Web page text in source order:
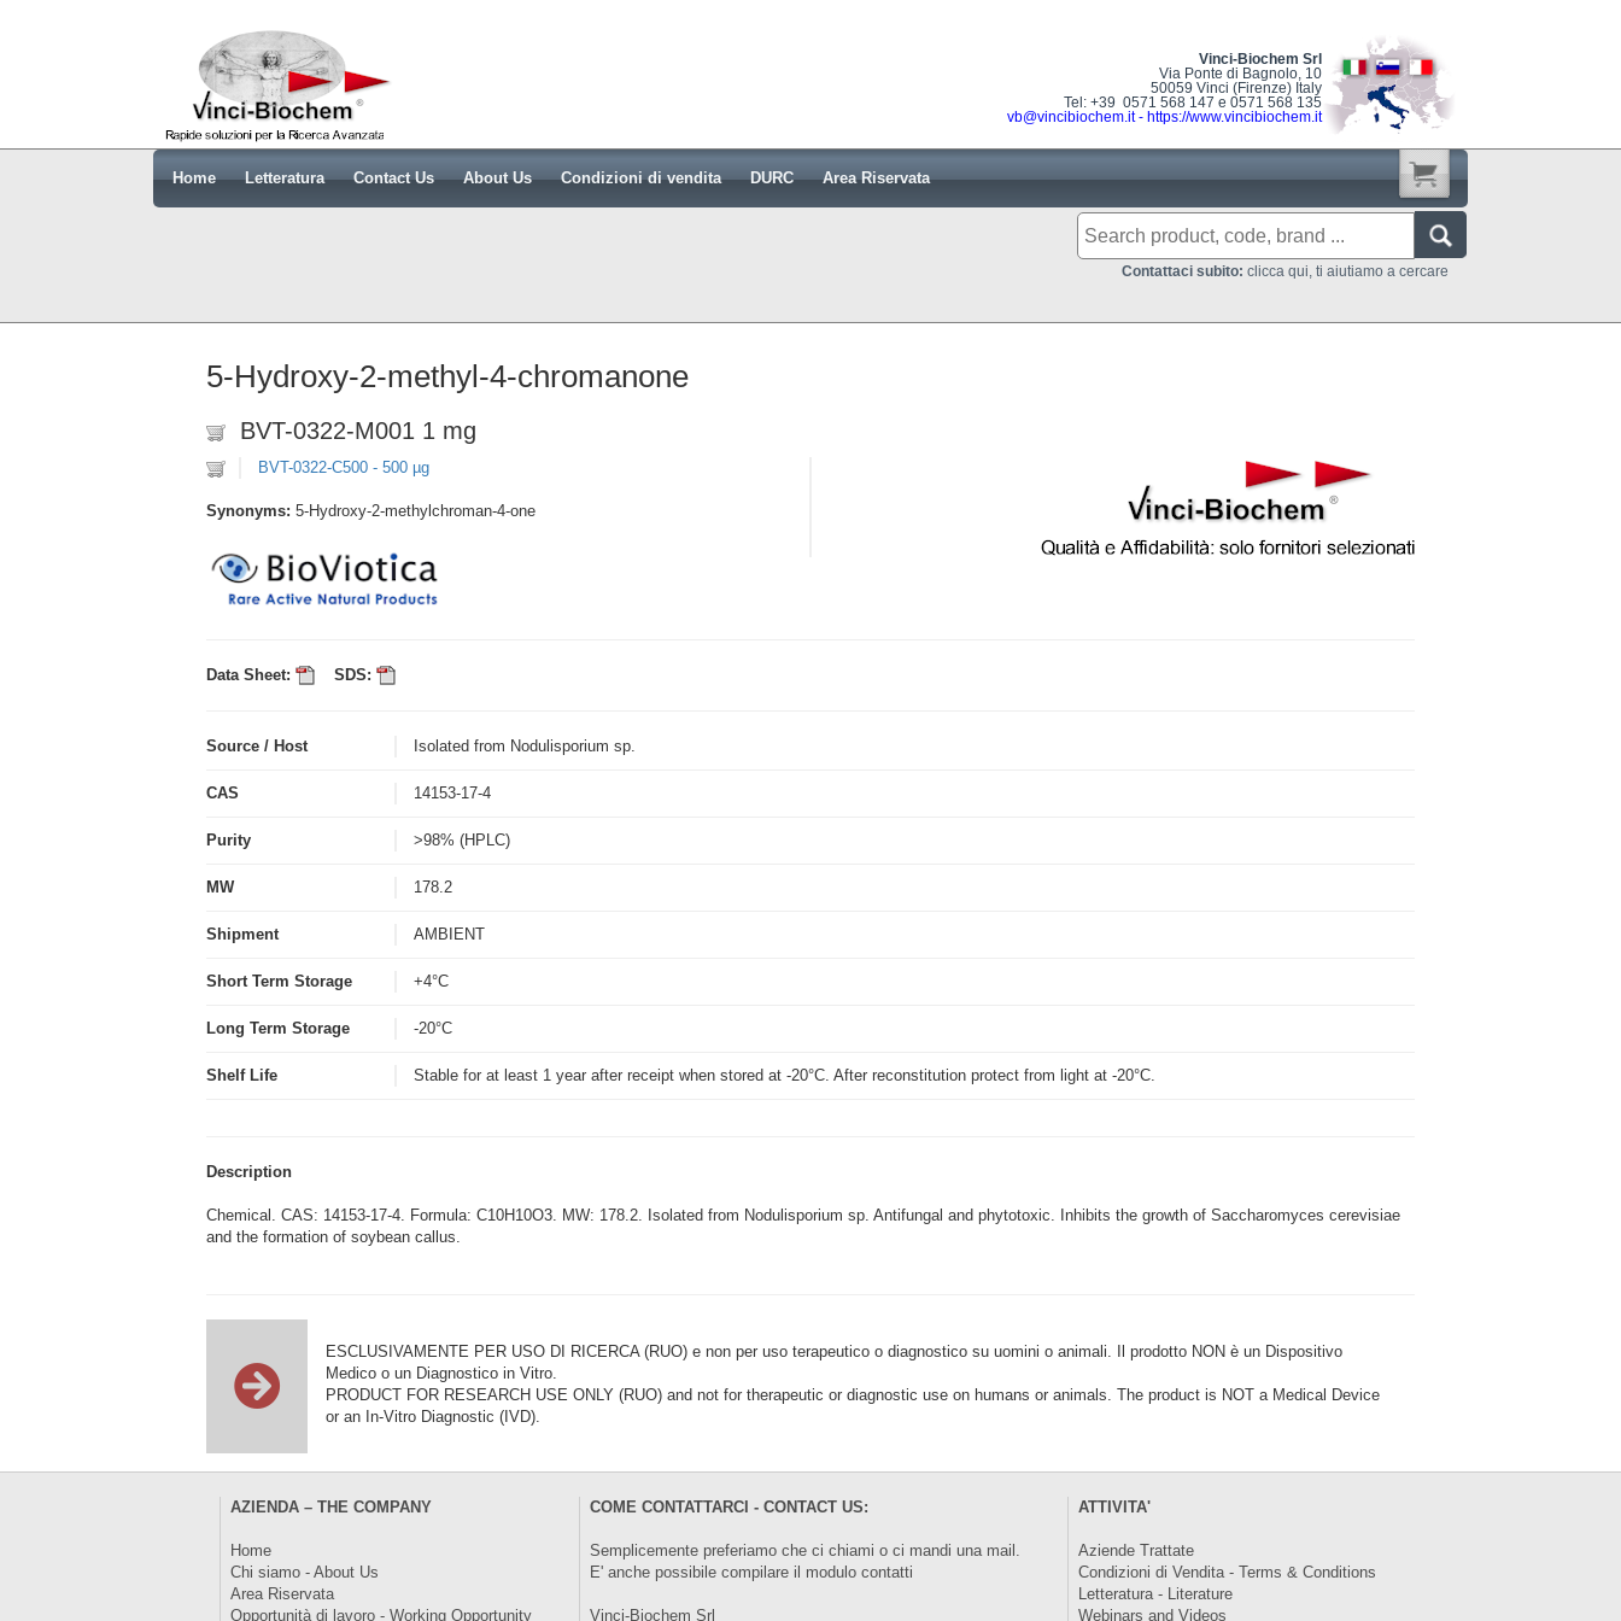
Vinci-Biochem Srl
Via Ponte di Bagnolo, 10
50059 Vinci (Firenze) Italy
Tel: +39 0571 568 147 e 0571 568 135
vb@vincibiochem.it- https://www.vincibiochem.it
Home Letteratura Contact Us About Us Condizioni di vendita DURC Area Riservata
Contattaci subito: clicca qui, ti aiutiamo a cercare
5-Hydroxy-2-methyl-4-chromanone
BVT-0322-M001 1 mg
BVT-0322-C500 - 500 µg
Synonyms: 5-Hydroxy-2-methylchroman-4-one
Data Sheet: SDS:
Source / Host Isolated from Nodulisporium sp.
CAS 14153-17-4
Purity >98% (HPLC)
MW 178.2
Shipment AMBIENT
Short Term Storage +4°C
Long Term Storage -20°C
Shelf Life Stable for at least 1 year after receipt when stored at -20°C. After reconstitution protect from light at -20°C.
Description
Chemical. CAS: 14153-17-4. Formula: C10H10O3. MW: 178.2. Isolated from Nodulisporium sp. Antifungal and phytotoxic. Inhibits the growth of Saccharomyces cerevisiae
and the formation of soybean callus.
ESCLUSIVAMENTE PER USO DI RICERCA (RUO) e non per uso terapeutico o diagnostico su uomini o animali. Il prodotto NON è un Dispositivo
Medico o un Diagnostico in Vitro.
PRODUCT FOR RESEARCH USE ONLY (RUO) and not for therapeutic or diagnostic use on humans or animals. The product is NOT a Medical Device
or an In-Vitro Diagnostic (IVD).
AZIENDA – THE COMPANY
Home
Chi siamo - About Us
Area Riservata
Opportunità di lavoro - Working Opportunity
COME CONTATTARCI - CONTACT US:
Semplicemente preferiamo che ci chiami o ci mandi una mail.
E' anche possibile compilare il modulocontatti
Vinci-Biochem Srl
ATTIVITA'
Aziende Trattate
Condizioni di Vendita - Terms & Conditions
Letteratura - Literature
Webinars and Videos